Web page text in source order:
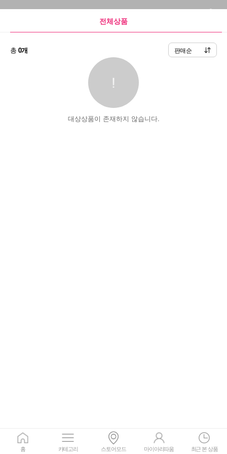
전체상품
총 0개 판매순
대상상품이 존재하지 않습니다.
홈 카테고리 스토어모드 마이아리따움 최근 본 상품